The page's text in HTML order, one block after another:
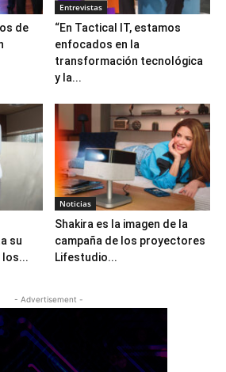
de
Entrevistas
“En Tactical IT, estamos
enfocados en la
transformación tecnológica
y la...
su
los...
Noticias
Shakira es la imagen de la
campaña de los proyectores
Lifestudio...
- Advertisement -